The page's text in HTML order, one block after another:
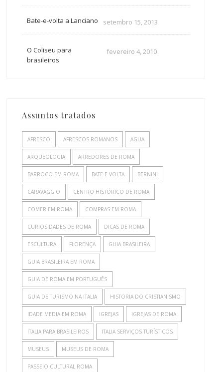
Bate-e-volta a Lanciano setembro 15, 2013
O Coliseu para
brasileiros
fevereiro 4, 2010
Assuntos tratados
AFRESCO AFRESCOS ROMANOS AGUA
ARQUEOLOGIA ARREDORES DE ROMA
BARROCO EM ROMA BATE E VOLTA BERNINI
CARAVAGGIO CENTRO HISTÓRICO DE ROMA
COMER EM ROMA COMPRAS EM ROMA
CURIOSIDADES DE ROMA DICAS DE ROMA
ESCULTURA FLORENÇA GUIA BRASILEIRA
GUIA BRASILEIRA EM ROMA
GUIA DE ROMA EM PORTUGUÊS
GUIA DE TURISMO NA ITALIA HISTORIA DO CRISTIANISMO
IDADE MEDIA EM ROMA IGREJAS IGREJAS DE ROMA
ITALIA PARA BRASILEIROS ITALIA SERVIÇOS TURÍSTICOS
MUSEUS MUSEUS DE ROMA
PASSEIO CULTURAL ROMA